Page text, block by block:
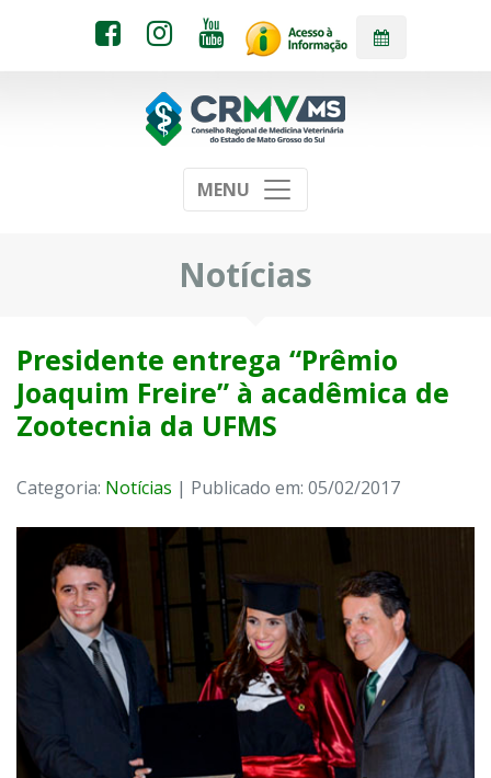
MENU
Notícias
Presidente entrega “Prêmio
Joaquim Freire” à acadêmica de
Zootecnia da UFMS
Categoria: Notícias | Publicado em: 05/02/2017